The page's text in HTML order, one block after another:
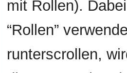
mit Rollen).
“Rollen”
runterscrollen,